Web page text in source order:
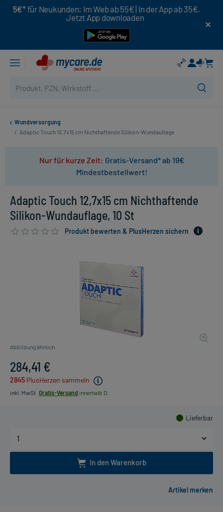
5€* für Neukunden: Im Web ab 55€ | In der App ab 35€.
Jetzt App downloaden
Wundversorgung
/ Adaptic Touch 12,7x15 cm Nichthaftende Silikon-Wundauflage
Nur für kurze Zeit: Gratis-Versand* ab 19€
Mindestbestellwert!
Adaptic Touch 12,7x15 cm Nichthaftende
Silikon-Wundauflage, 10 St
Produkt bewerten & PlusHerzen sichern
Abbildung ähnlich
284,41 €
2845 PlusHerzen sammeln
inkl. MwSt. Gratis-Versand innerhalb D.
Lieferbar
In den Warenkorb